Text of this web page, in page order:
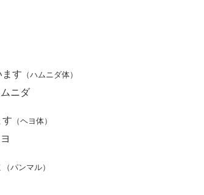
ます （ハムニダ体）
ニダ
す （ヘヨ体）
（パンマル）